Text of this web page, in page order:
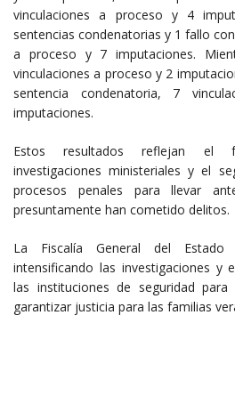
vinculaciones a proceso y 4
sentencias condenatorias y 1 fallo
a proceso y 7 imputaciones.
vinculaciones a proceso y 2
sentencia condenatoria, 7
imputaciones.
Estos resultados reflejan el
investigaciones ministeriales y el
procesos penales para llevar
presuntamente han cometido delitos.
La Fiscalía General del Estado
intensificando las investigaciones y
las instituciones de seguridad
garantizar justicia para las familias